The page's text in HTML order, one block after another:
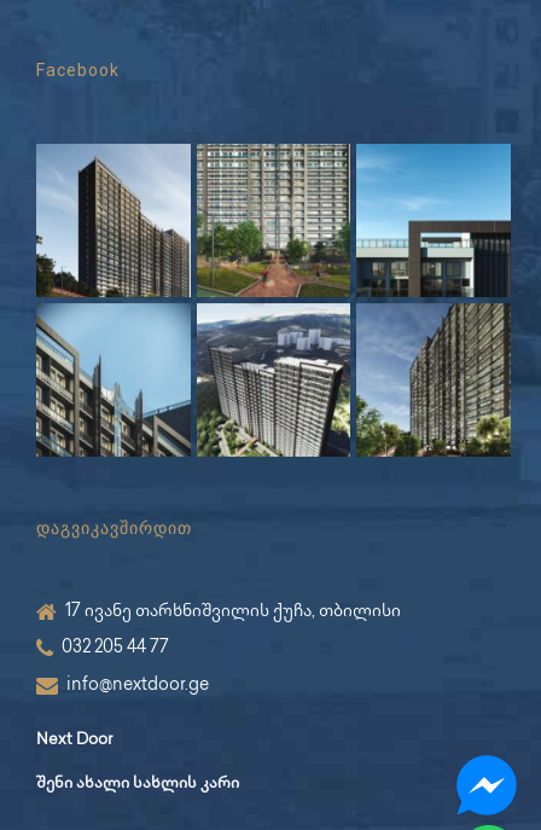
Facebook
დაგვიკავშირდით
17 ივანე თარხნიშვილის ქუჩა, თბილისი
032 205 44 77
info@nextdoor.ge
Next Door
შენი ახალი სახლის კარი